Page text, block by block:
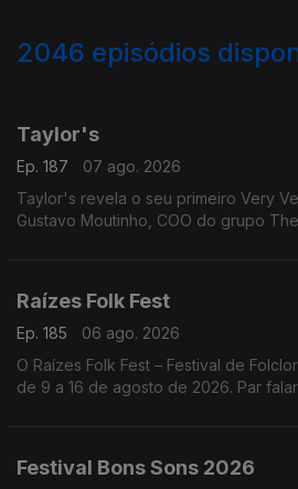
2046 episódios
Taylor's
Ep. 187
07 ago. 2026
Taylor's revela o seu primeiro Very
Gustavo Moutinho, COO do grupo
Raízes Folk Fest
Ep. 185
06 ago. 2026
O Raízes Folk Fest – Festival de
de 9 a 16 de agosto de 2026. Par
Festival Bons Sons 2026